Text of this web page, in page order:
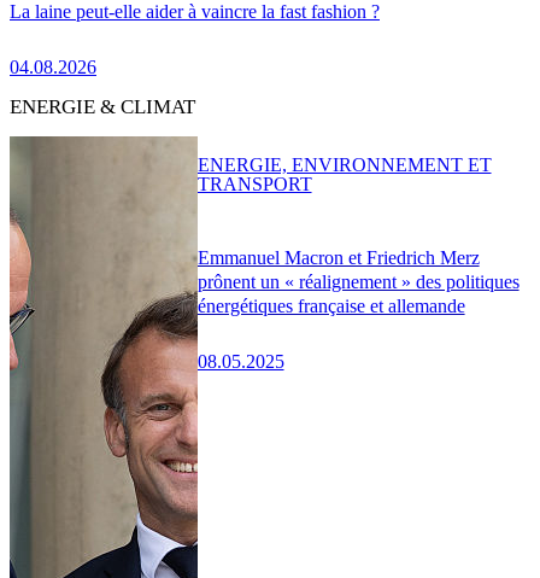
La laine peut-elle aider à vaincre la fast fashion ?
04.08.2026
ENERGIE & CLIMAT
Emmanuel Macron et Friedrich Merz
prônent un « réalignement » des politiques
énergétiques française et allemande
08.05.2025
ENERGIE, ENVIRONNEMENT ET
TRANSPORT